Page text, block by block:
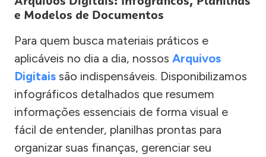
e Modelos de Documentos
Para quem busca materiais práticos e
aplicáveis no dia a dia, nossos Arquivos
Digitais são indispensáveis. Disponibilizamos
infográficos detalhados que resumem
informações essenciais de forma visual e
fácil de entender, planilhas prontas para
organizar suas finanças, gerenciar seu